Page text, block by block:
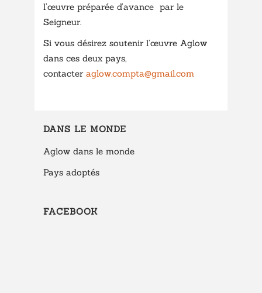
l’œuvre préparée d’avance par le
Seigneur.
Si vous désirez soutenir l’œuvre Aglow
dans ces deux pays,
contacter aglow.compta@gmail.com
DANS LE MONDE
Aglow dans le monde
Pays adoptés
FACEBOOK